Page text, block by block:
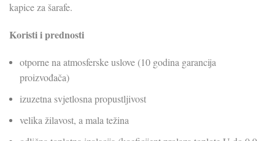
kapice za šarafe.
Koristi i prednosti
otporne na atmosferske uslove (10 godina garancija
proizvođača)
izuzetna svjetlosna propustljivost
velika žilavost, a mala težina